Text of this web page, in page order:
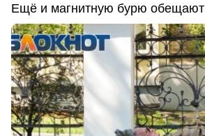
Ещё и магнитную бурю обещают